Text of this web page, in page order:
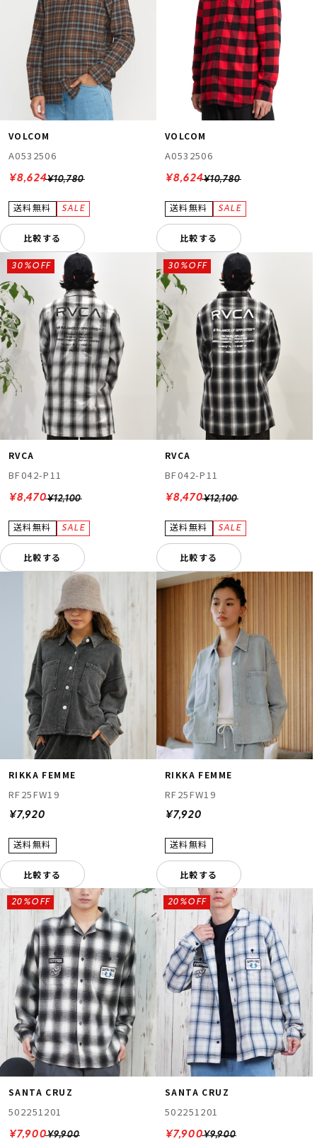
VOLCOM
A0532506
¥10,780
¥8,624
比較する
VOLCOM
A0532506
¥10,780
¥8,624
比較する
RVCA
BF042-P11
¥12,100
30%OFF
¥8,470
比較する
RVCA
BF042-P11
¥12,100
30%OFF
¥8,470
比較する
RIKKA FEMME
RF25FW19
¥7,920
比較する
RIKKA FEMME
RF25FW19
¥7,920
比較する
SANTA CRUZ
502251201
¥9,900
20%OFF
¥7,900
SANTA CRUZ
502251201
¥9,900
20%OFF
¥7,900